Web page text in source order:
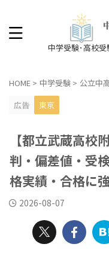
中学受験･高校
HOME > 中学受験 > 公立中
広告
東京
【都立武蔵高校
判・偏差値・受
格実績・合格に
2026-08-07